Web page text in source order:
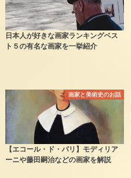
日本人が好きな画家ランキングベス
ト５の有名な画家を一挙紹介
画家と美術史のお話
【エコール・ド・パリ】モディリア
ーニや藤田嗣治などの画家を解説